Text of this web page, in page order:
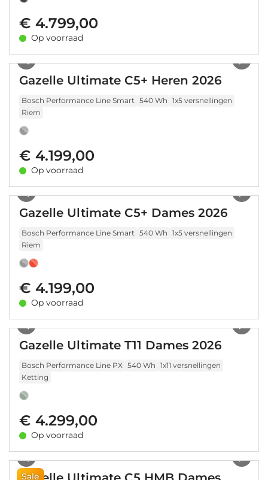
€ 4.799,00
Op voorraad
Gazelle Ultimate C5+ Heren 2026
Bosch Performance Line Smart 540 Wh 1x5 versnellingen
Riem
€ 4.199,00
Op voorraad
Gazelle Ultimate C5+ Dames 2026
Bosch Performance Line Smart 540 Wh 1x5 versnellingen
Riem
€ 4.199,00
Op voorraad
Gazelle Ultimate T11 Dames 2026
Bosch Performance Line PX 540 Wh 1x11 versnellingen
Ketting
€ 4.299,00
Op voorraad
Sale